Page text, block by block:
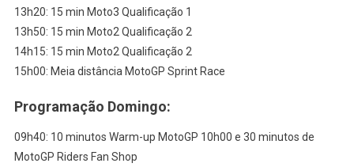
13h20: 15 min Moto3 Qualificação 1
13h50: 15 min Moto2 Qualificação 2
14h15: 15 min Moto2 Qualificação 2
15h00: Meia distância MotoGP Sprint Race
Programação Domingo:
09h40: 10 minutos Warm-up MotoGP 10h00 e 30 minutos de
MotoGP Riders Fan Shop